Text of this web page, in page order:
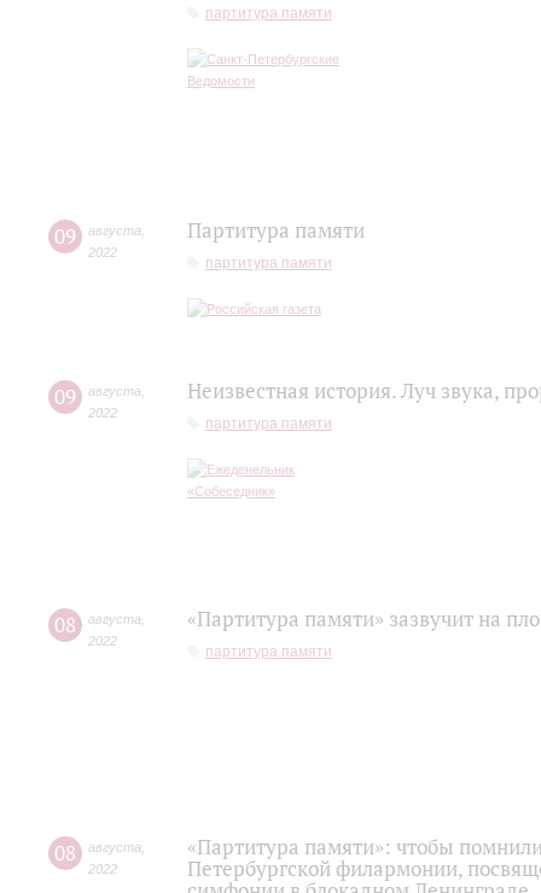
партитура памяти
09 августа
2022
Партитура памяти
партитура памяти
09 августа
2022
Неизвестная история. Луч звука,
партитура памяти
08 августа
2022
«Партитура памяти» зазвучит на
партитура памяти
08 августа
2022
«Партитура памяти»: чтобы
Петербургской филармонии,